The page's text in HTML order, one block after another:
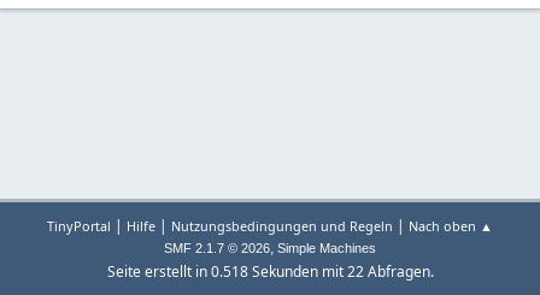
TinyPortal | Hilfe | Nutzungsbedingungen und Regeln | Nach oben ▲
SMF 2.1.7 © 2026, Simple Machines
Seite erstellt in 0.518 Sekunden mit 22 Abfragen.